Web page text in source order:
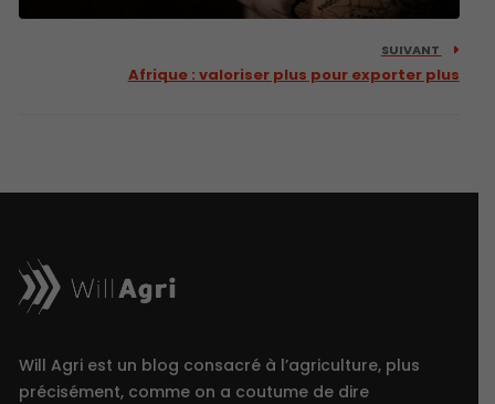
SUIVANT
Afrique : valoriser plus pour exporter plus
Will Agri est un blog consacré à l’agriculture, plus
précisément, comme on a coutume de dire